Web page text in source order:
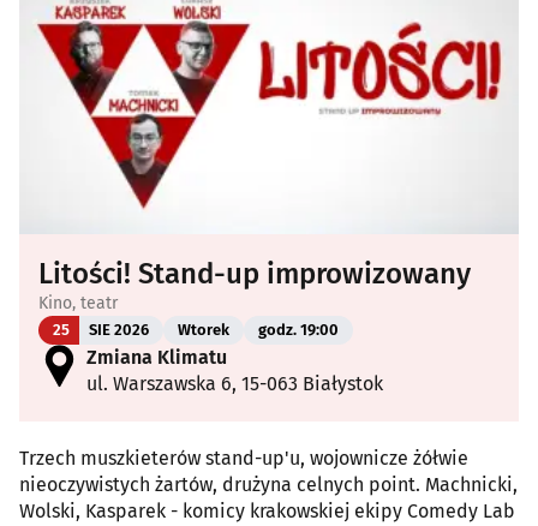
Litości! Stand-up improwizowany
Kino, teatr
25 SIE 2026 Wtorek godz. 19:00
Zmiana Klimatu
ul. Warszawska 6, 15-063 Białystok
Trzech muszkieterów stand-up'u, wojownicze żółwie
nieoczywistych żartów, drużyna celnych point. Machnicki,
Wolski, Kasparek - komicy krakowskiej ekipy Comedy Lab